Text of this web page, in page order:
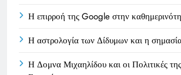
Η επιρροή της Google στην
Η αστρολογία των Δίδυμων και η
Η Δομνα Μιχαηλίδου και οι Πολιτικές